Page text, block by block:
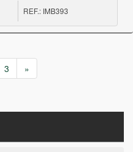
REF.: IMB393
3 »